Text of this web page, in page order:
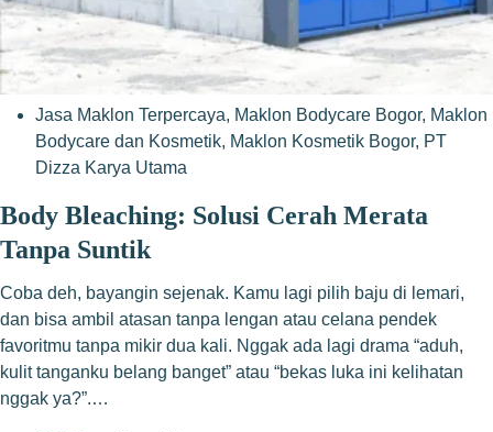
Jasa Maklon Terpercaya, Maklon Bodycare Bogor, Maklon
Bodycare dan Kosmetik, Maklon Kosmetik Bogor, PT
Dizza Karya Utama
Body Bleaching: Solusi Cerah Merata
Tanpa Suntik
Coba deh, bayangin sejenak. Kamu lagi pilih baju di lemari,
dan bisa ambil atasan tanpa lengan atau celana pendek
favoritmu tanpa mikir dua kali. Nggak ada lagi drama “aduh,
kulit tanganku belang banget” atau “bekas luka ini kelihatan
nggak ya?”.…